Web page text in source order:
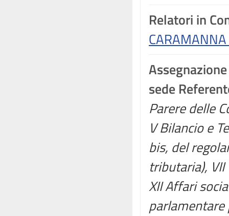
Relatori in
Assegnazione
sede
Parere delle
V Bilancio e
bis, del
tributaria), VII
XII Affari